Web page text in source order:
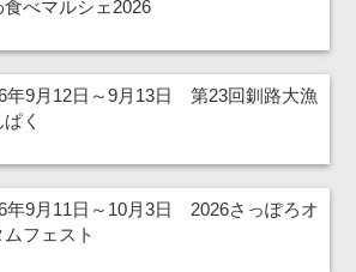
食べマルシェ2026
年9月12日～9月13日 第23回釧路大漁
く
年9月11日～10月3日 2026さっぽろオ
ムフェスト